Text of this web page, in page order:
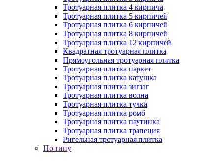
Тротуарная плитка 4 кирпича
Тротуарная плитка 5 кирпичей
Тротуарная плитка 6 кирпичей
Тротуарная плитка 8 кирпичей
Тротуарная плитка 12 кирпичей
Квадратная тротуарная плитка
Прямоугольная тротуарная плитка
Тротуарная плитка паркет
Тротуарная плитка катушка
Тротуарная плитка зигзаг
Тротуарная плитка волна
Тротуарная плитка тучка
Тротуарная плитка ромб
Тротуарная плитка паутинка
Тротуарная плитка трапеция
Ригельная тротуарная плитка
По типу